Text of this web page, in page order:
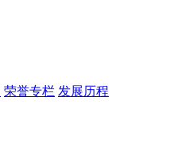
荣誉专栏 发展历程